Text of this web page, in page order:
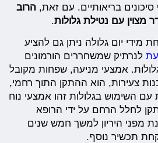
סיכונים בריאותיים. עם זאת,הרוב
מצוין עם נטילת גלולות.
מידי יום גלולה ניתן גם להציע
לנרתיק שמשחררים הורמונים
אמצעי מניעה, שפחות מקובל
צעירות, הוא ההתקן התוך רחמי,
השימוש בגלולות זהו אמצעי נוח
לחלל הרחם על ידי הרופא
מפני היריון למשך חמש שנים
תכשיר נוסף.